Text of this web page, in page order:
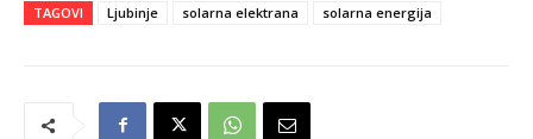
TAGOVI Ljubinje solarna elektrana solarna energija